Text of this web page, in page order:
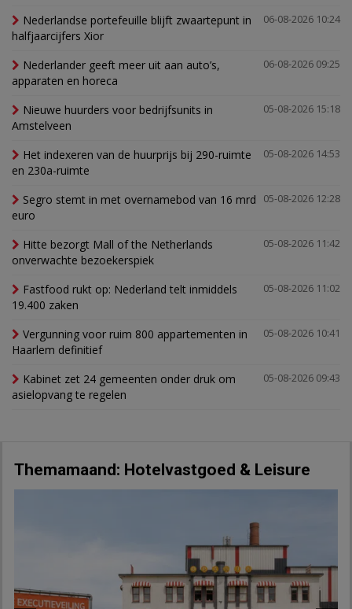
06-08-2026 10:24
Nederlandse portefeuille blijft zwaartepunt in
halfjaarcijfers Xior
06-08-2026 09:25
Nederlander geeft meer uit aan auto’s,
apparaten en horeca
05-08-2026 15:18
Nieuwe huurders voor bedrijfsunits in
Amstelveen
05-08-2026 14:53
Het indexeren van de huurprijs bij 290-ruimte
en 230a-ruimte
05-08-2026 12:28
Segro stemt in met overnamebod van 16 mrd
euro
05-08-2026 11:42
Hitte bezorgt Mall of the Netherlands
onverwachte bezoekerspiek
05-08-2026 11:02
Fastfood rukt op: Nederland telt inmiddels
19.400 zaken
05-08-2026 10:41
Vergunning voor ruim 800 appartementen in
Haarlem definitief
05-08-2026 09:43
Kabinet zet 24 gemeenten onder druk om
asielopvang te regelen
Themamaand: Hotelvastgoed & Leisure